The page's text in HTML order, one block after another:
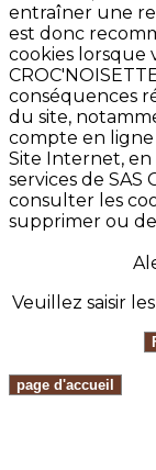
entraîner une
est donc
cookies lorsque
conséquences
du site,
compte en ligne
Site Internet, en
services de SAS
consulter les
supprimer ou
Veuillez saisir